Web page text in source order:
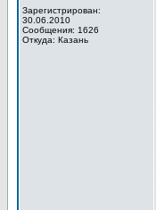
Зарегистрирован:
30.06.2010
Сообщения: 1626
Откуда: Казань